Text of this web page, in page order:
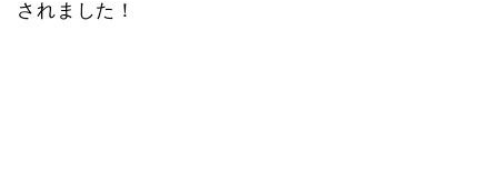
されました！